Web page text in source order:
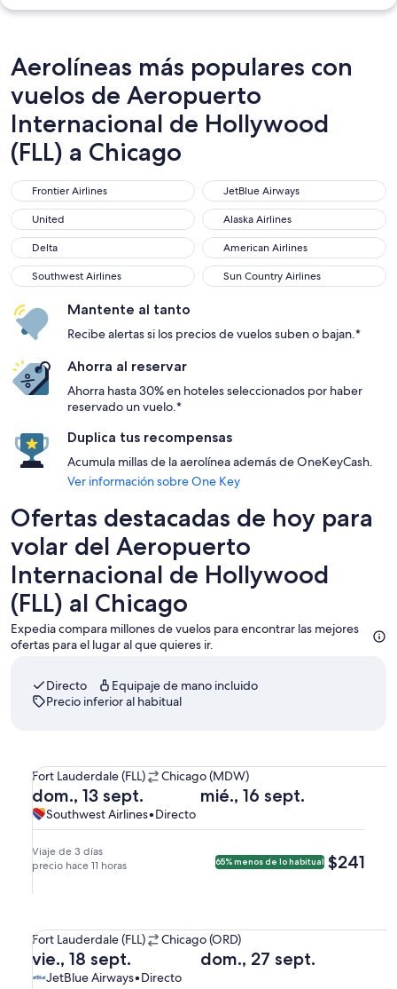
Aerolíneas más populares con
vuelos de Aeropuerto
Internacional de Hollywood
(FLL) a Chicago
Frontier Airlines
Frontier Airlines JetBlue Airways
JetBlue Airways
United
United Alaska Airlines
Alaska Airlines
Delta
Delta American Airlines
American Airlines
Southwest Airlines
Southwest Airlines Sun Country Airlines
Sun Country Airlines
Mantente al tanto
Recibe alertas si los precios de vuelos suben o bajan.*
Ahorra al reservar
Ahorra hasta 30% en hoteles seleccionados por haber
reservado un vuelo.*
Duplica tus recompensas
Acumula millas de la aerolínea además de OneKeyCash.
Ver información sobre One Key
Ofertas destacadas de hoy para
volar del Aeropuerto
Internacional de Hollywood
(FLL) al Chicago
Expedia compara millones de vuelos para encontrar las mejores
ofertas para el lugar al que quieres ir.
Directo
Equipaje de mano incluido
Precio inferior al habitual
De
Fort
Lauderdale
(FLL)
a
Chicago
Fort Lauderdale (FLL) Chicago (MDW)
Salida
el
dom.,
13
sept.
a. m.
de
Fort
dom., 13 sept.
Regreso
mié.,
sept.
a. m.
de
mié., 16 sept.
Southwest
Airlines,
vuelo
directo
Southwest Airlines•Directo
Southwest
Airlines
Viaje de 3 días
precio hace 11 horas
65% menos de lo habitual $241
$241
De
Fort
Lauderdale
Fort Lauderdale (FLL) Chicago (ORD)
Salida
el
vie., 18 sept.
Regreso
dom., 27 sept.
JetBlue
JetBlue Airways•Directo
JetBlue